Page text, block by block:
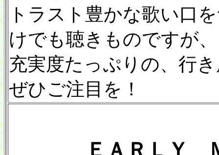
トラスト豊かな歌い口
けでも聴きものですが
充実度たっぷりの、行
ぜひご注目を！
ＥＡＲＬＹ